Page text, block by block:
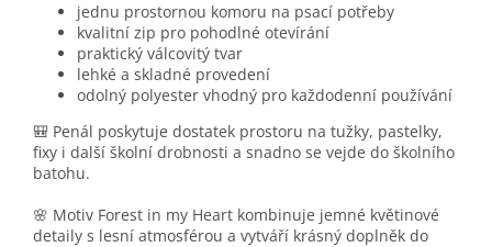
jednu prostornou komoru na psací potřeby
kvalitní zip pro pohodlné otevírání
praktický válcovitý tvar
lehké a skladné provedení
odolný polyester vhodný pro každodenní používání
🎒 Penál poskytuje dostatek prostoru na tužky, pastelky,
fixy i další školní drobnosti a snadno se vejde do školního
batohu.
🌸 Motiv Forest in my Heart kombinuje jemné květinové
detaily s lesní atmosférou a vytváří krásný doplněk do